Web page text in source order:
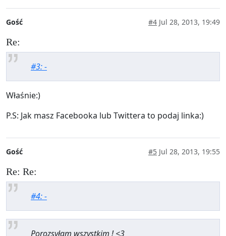
Gość #4 Jul 28, 2013, 19:49
Re:
#3: -
Właśnie:)
P.S: Jak masz Facebooka lub Twittera to podaj linka:)
Gość #5 Jul 28, 2013, 19:55
Re: Re:
#4: -
Porozsyłam wszystkim ! <3